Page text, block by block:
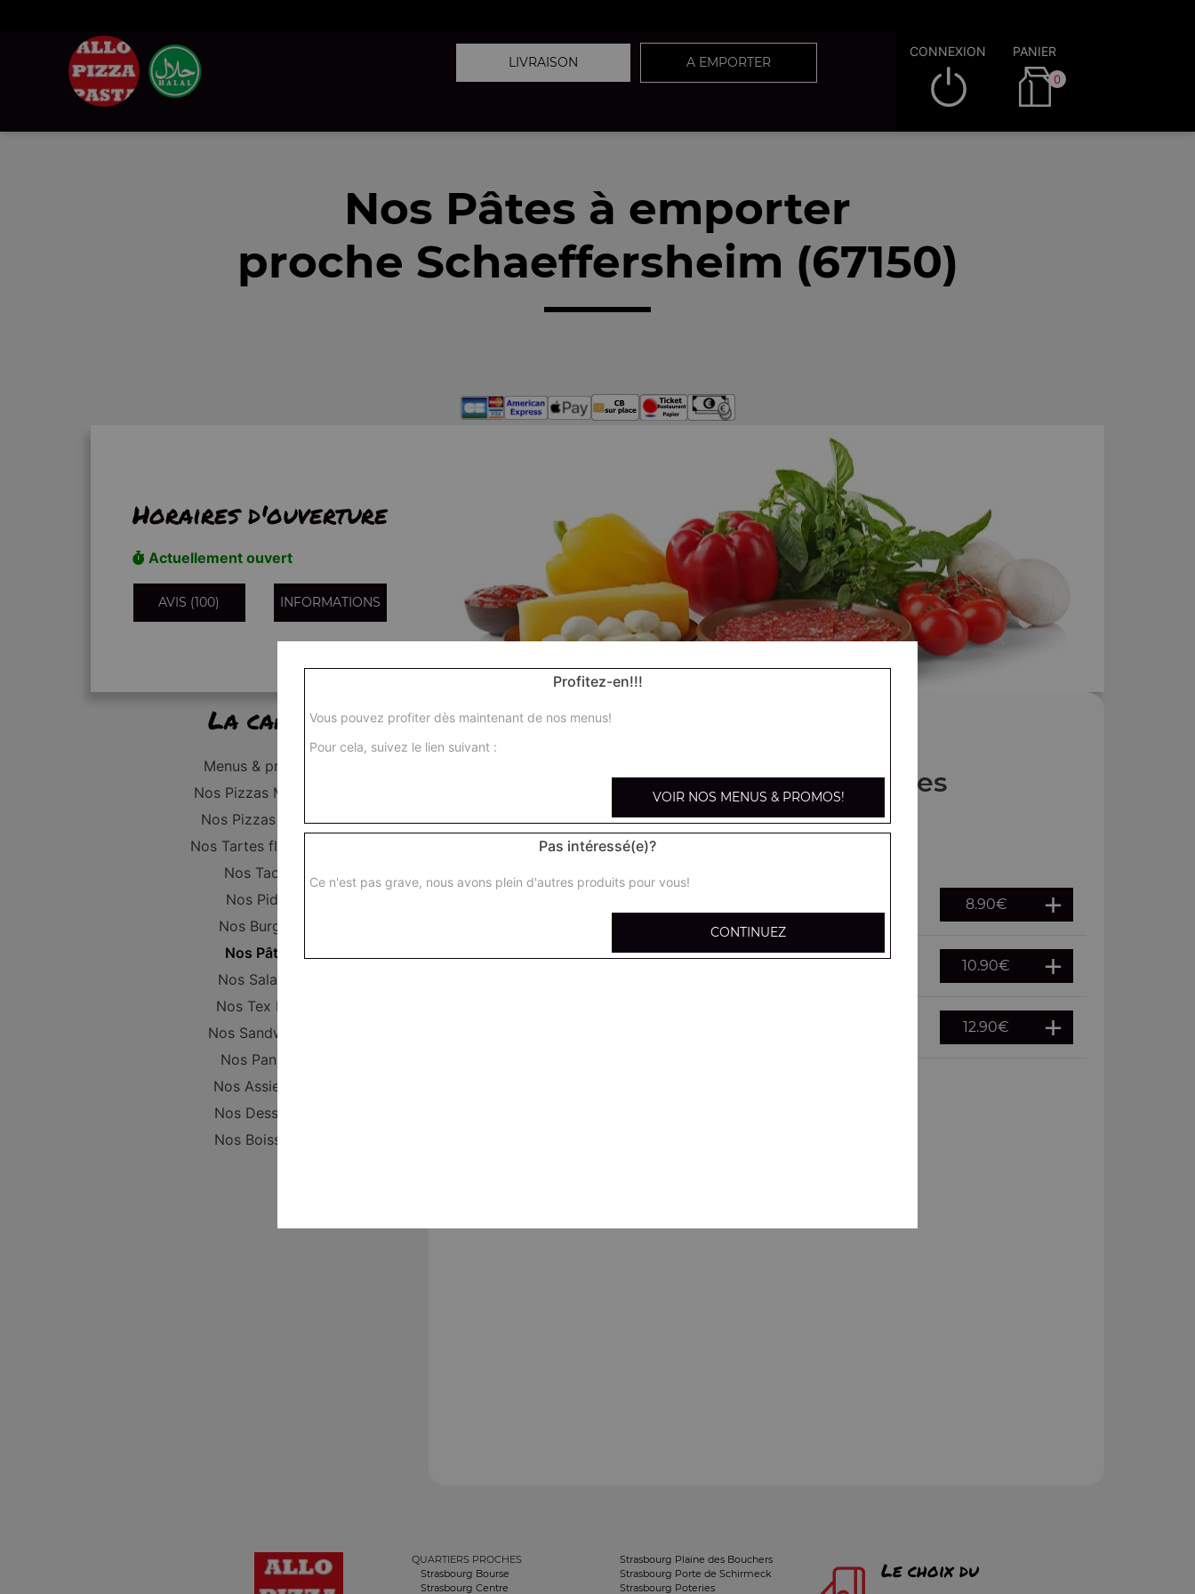
LIVRAISON A EMPORTER
CONNEXION PANIER
0
Nos Pâtes à emporter
proche Schaeffersheim (67150)
Horaires d'ouverture
Actuellement ouvert
AVIS (100) INFORMATIONS
La carte
Menus & promos
Nos Pizzas Médium
Nos Pizzas Large
Nos Tartes flambées
Nos Tacos
Nos Pides
Nos Burgers
Nos Pâtes
Nos Salades
Nos Tex Mex
Nos Sandwichs
Nos Paninis
Nos Assiettes
Nos Desserts
Nos Boissons
Nos Pâtes
8.90€
Moyenne portion de pâtes 10.90€
12.90€
QUARTIERS PROCHES
Strasbourg Bourse
Strasbourg Centre
Strasbourg Plaine des Bouchers
Strasbourg Porte de Schirmeck
Strasbourg Poteries
Le choix du
Profitez-en!!!
Vous pouvez profiter dès maintenant de nos menus!
Pour cela, suivez le lien suivant :
VOIR NOS MENUS & PROMOS!
Pas intéressé(e)?
Ce n'est pas grave, nous avons plein d'autres produits pour vous!
CONTINUEZ